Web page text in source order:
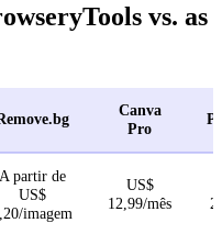
vs. as
Canva
Pro
A partir de
US$
imagem
US$
12,99/mês